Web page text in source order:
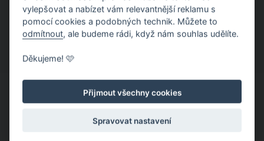
příjemně
Když teploty šplhají ke 30 stupňům a
výš, nezáleží pouze na tom, co si
obléknete, ale také z čeho je oblečení
pokožku dýchat a pomohou vám
zvládnout i opravdu horké dny.
CO SI PROHLÍŽEJÍ OSTATNÍ?
vylepšovat a nabízet vám relevantnější reklamu s
pomocí cookies a podobných technik. Můžete to
odmítnout, ale budeme rádi, když nám souhlas udělíte.
Děkujeme! 🩷
Přijmout všechny cookies
Spravovat nastavení